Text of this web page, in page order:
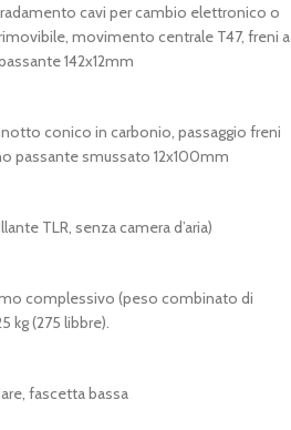
cavi per cambio elettronico o
movimento centrale T47, freni a
142x12mm
conico in carbonio, passaggio freni
passante smussato 12x100mm
TLR, senza camera d’aria)
complessivo (peso combinato di
kg (275 libbre).
fascetta bassa